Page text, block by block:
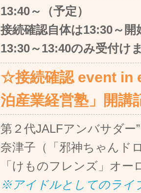
13:40～（予定）
接続確認自体は13:30～
13:30～13:40のみ受付け
☆接続確認 event in
泊産業経営塾」開講
第２代JALFアンバサダ
奈津子（「邪神ちゃんド
「けものフレンズ」オー
※アイドルとしてのライ